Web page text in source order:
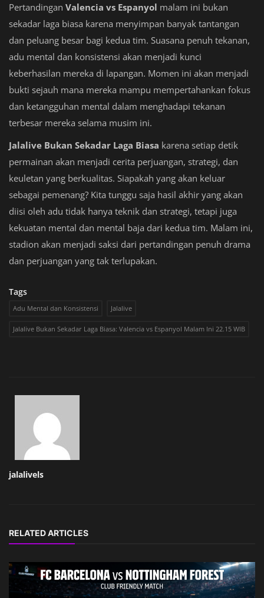
Pertandingan Valencia vs Espanyol malam ini bukan
sekadar laga biasa karena menyimpan banyak tantangan
dan peluang besar bagi kedua tim. Suasana penuh tekanan,
adu mental dan konsistensi akan menjadi kunci
keberhasilan mereka di lapangan. Momen ini akan menjadi
bukti sejauh mana mereka mampu mempertahankan fokus
dan ketangguhan mental dalam menghadapi tekanan
terbesar mereka selama musim ini.
Jalalive Bukan Sekadar Laga Biasa karena setiap detik
permainan akan menjadi cerita perjuangan, strategi, dan
keuletan yang berkualitas. Siapakah yang akan keluar
sebagai pemenang? Kita tunggu saja hasil akhir yang akan
diisi oleh adu tidak hanya teknik dan strategi, tetapi juga
kekuatan mental dan mental baja dari kedua tim. Malam ini,
stadion akan menjadi saksi dari pertandingan penuh drama
dan perjuangan yang tak terlupakan.
Tags
Adu Mental dan Konsistensi Jalalive
Jalalive Bukan Sekadar Laga Biasa: Valencia vs Espanyol Malam Ini 22.15 WIB
jalalivels
RELATED ARTICLES